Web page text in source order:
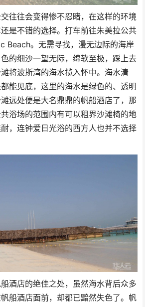
往往会变得惨不忍睹，在这样的环境
是不错的选择。打车前往朱美拉公共
Beach。无需寻找，漫无边际的海岸
的细沙一望无际，绵软至极，踩上去
将波斯湾的海水揽入怀中。海水清
能见底，这里的海水是绿色的、透明
远处便是大名鼎鼎的帆船酒店了，那
浴场的范围内有可以租界沙滩椅的地
，连钟爱日光浴的西方人也并不选择
酒店的绝佳之处，虽然海水背后众多
船酒店面前，却都已黯然失色了。帆